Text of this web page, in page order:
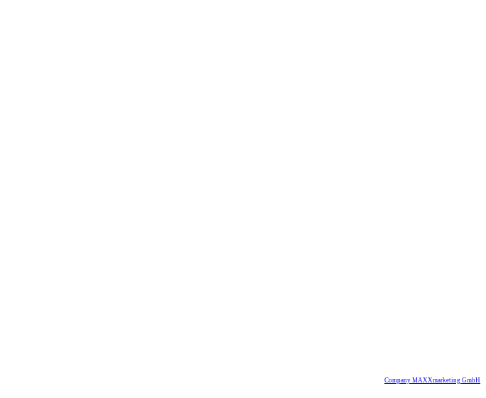
Company MAXXmarketing GmbH